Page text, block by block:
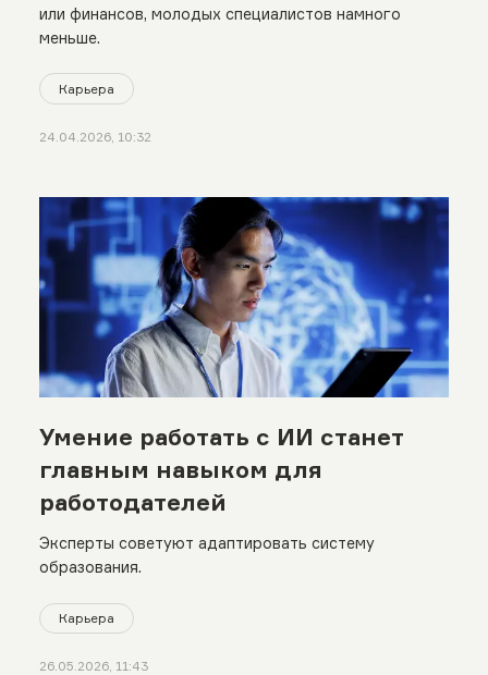
или финансов, молодых специалистов намного
меньше.
Карьера
24.04.2026, 10:32
Умение работать с ИИ станет
главным навыком для
работодателей
Эксперты советуют адаптировать систему
образования.
Карьера
26.05.2026, 11:43